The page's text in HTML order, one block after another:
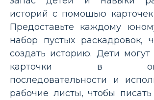
историй с помощью
Предоставьте каждому
набор пустых раскадровок,
создать историю. Дети могут
карточки в
последовательности и
рабочие листы, чтобы